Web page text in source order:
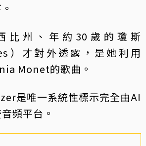
比州、年約30歲的瓊斯
）才對外透露，是她利用
Monet的歌曲。
是唯一系統性標示完全由AI
頻平台。